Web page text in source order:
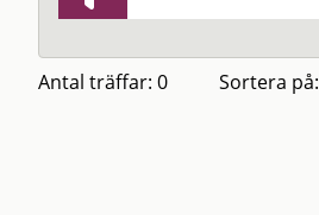
Antal träffar: 0 Sortera på: